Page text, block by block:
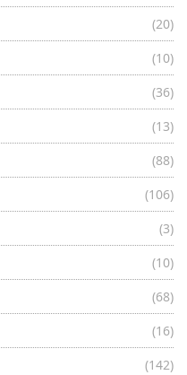
(20)
(10)
(36)
(13)
(88)
(106)
(3)
(10)
(68)
(16)
(142)